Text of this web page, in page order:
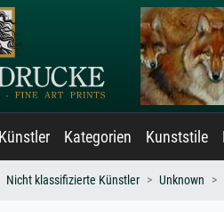
Künstler Kategorien Kunststile
Nicht klassifizierte Künstler Unknown